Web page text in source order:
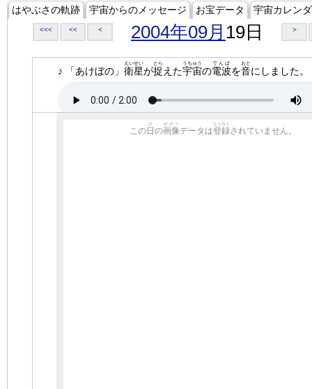
はやぶさの軌跡 宇宙からのメッセージ お宝データ 宇宙カレン
<<< << < 2004年09月 19日 >
♪ 「あけぼの」 衛星
えいせい
が捉
とら
えた宇宙
うちゅう
の電波
でんぱ
を音
おと
にしました。
この 日
ひ
の画像
がぞう
データは登録
とうろく
されていません。